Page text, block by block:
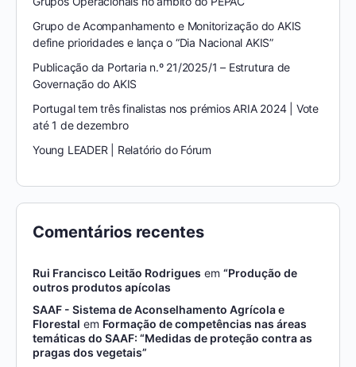
Grupo de Acompanhamento e Monitorização do AKIS
define prioridades e lança o “Dia Nacional AKIS”
Publicação da Portaria n.º 21/2025/1 – Estrutura de
Governação do AKIS
Portugal tem três finalistas nos prémios ARIA 2024 | Vote
até 1 de dezembro
Young LEADER | Relatório do Fórum
Comentários recentes
Rui Francisco Leitão Rodrigues em “Produção de
outros produtos apícolas
SAAF - Sistema de Aconselhamento Agrícola e
Florestal em Formação de competências nas áreas
temáticas do SAAF: “Medidas de proteção contra as
pragas dos vegetais”